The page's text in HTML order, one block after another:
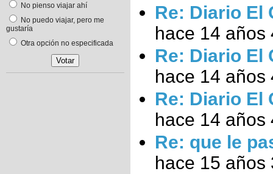
No pienso viajar ahí
No puedo viajar, pero me
gustaría
Otra opción no especificada
Re: Diario El
hace 14 años
Re: Diario El
hace 14 años
Re: Diario El
hace 14 años
Re: que le
hace 15 años